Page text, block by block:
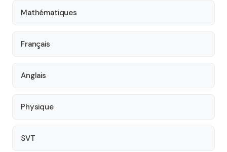
Mathématiques
Français
Anglais
Physique
SVT